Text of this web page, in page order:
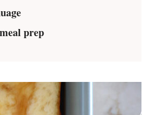
meal prep